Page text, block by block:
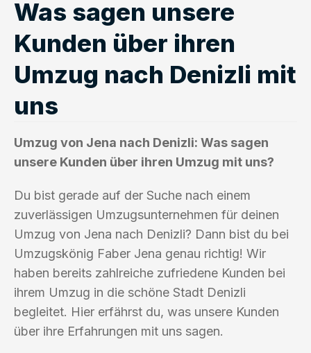
Was sagen unsere
Kunden über ihren
Umzug nach Denizli mit
uns
Umzug von Jena nach Denizli: Was sagen
unsere Kunden über ihren Umzug mit uns?
Du bist gerade auf der Suche nach einem
zuverlässigen Umzugsunternehmen für deinen
Umzug von Jena nach Denizli? Dann bist du bei
Umzugskönig Faber Jena genau richtig! Wir
haben bereits zahlreiche zufriedene Kunden bei
ihrem Umzug in die schöne Stadt Denizli
begleitet. Hier erfährst du, was unsere Kunden
über ihre Erfahrungen mit uns sagen.